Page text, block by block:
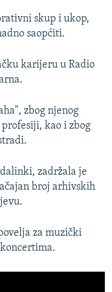
skup i ukop,
saopćiti.
karijeru u Radio
zbog njenog
kao i zbog
zadržala je
broj arhivskih
za muzički